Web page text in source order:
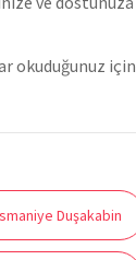
okuduğunuz
Duşakabin